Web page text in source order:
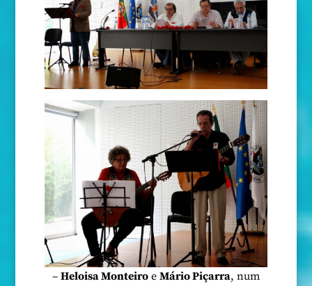
– Heloisa Monteiroe Mário Piçarra, num